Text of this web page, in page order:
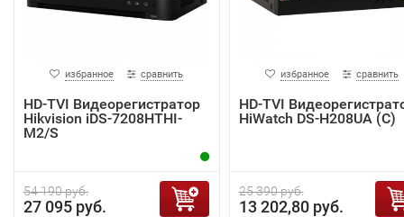
избранное сравнить
HD-TVI Видеорегистратор
Hikvision iDS-7208HTHI-
M2/S
54 190 руб.
27 095 руб.
избранное сравнить
HD-TVI
HiWatch DS-H208UA (C)
25 390 руб.
13 202,80 руб.